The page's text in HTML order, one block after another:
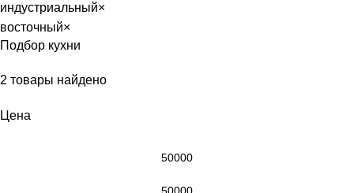
индустриальный×
восточный×
Подбор кухни
2 товары найдено
Цена